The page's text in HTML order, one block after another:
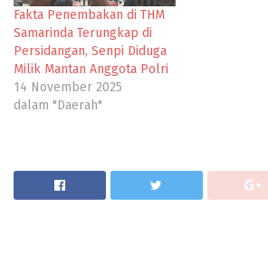
Fakta Penembakan di THM
Samarinda Terungkap di
Persidangan, Senpi Diduga
Milik Mantan Anggota Polri
14 November 2025
dalam "Daerah"